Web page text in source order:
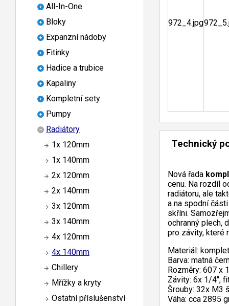
All-In-One
Bloky
Expanzní nádoby
Fitinky
Hadice a trubice
Kapaliny
Kompletní sety
Pumpy
Radiátory
1x 120mm
1x 140mm
2x 120mm
2x 140mm
3x 120mm
3x 140mm
4x 120mm
4x 140mm
Chillery
Mřížky a kryty
Ostatní příslušenství
Technický
Nová řada
cenu. Na rozdíl
radiátoru, ale
a na spodní
skříni.
ochranný plech,
pro závity, které
Materiál:
Barva: matná
Rozměry: 607 x
Závity: 6x 1/4",
Šrouby: 32x M3
Váha: cca 2895